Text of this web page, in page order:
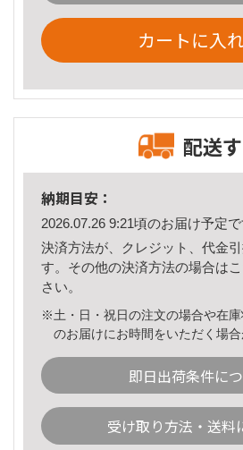
カートに入
配送
納期目安：
2026.07.26 9:21頃のお届け予定で
決済方法が、クレジット、代金
す。その他の決済方法の場合は
さい。
※土・日・祝日の注文の場合や在
のお届けにお時間をいただく場合
即日出荷条件に
受け取り方法・送料